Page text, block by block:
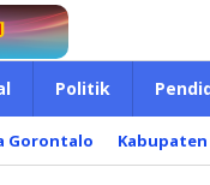
Politik
Gorontalo